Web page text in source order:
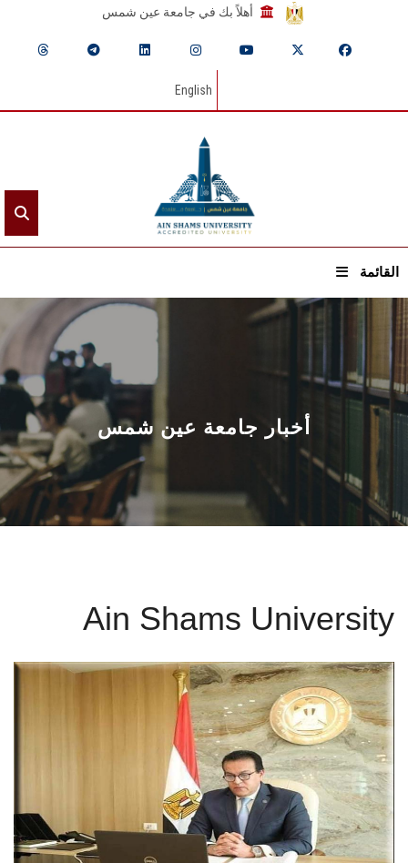
أهلاً بك في جامعة عين شمس
English
القائمة
الرئيسيـة
عن الجامعة
القطاعـات
الشئون الأكاديمية
البحث العلمي
المراكز والوحدات
الأنظمة الذكية
الطلاب
أخبار جامعة عين شمس
Ain Shams University